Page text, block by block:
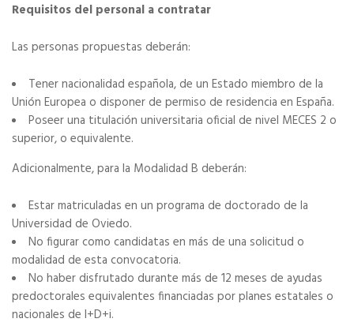
Requisitos del personal a contratar
Las personas propuestas deberán:
Tener nacionalidad española, de un Estado miembro de la
Unión Europea o disponer de permiso de residencia en España.
Poseer una titulación universitaria oficial de nivel MECES 2 o
superior, o equivalente.
Adicionalmente, para la Modalidad B deberán:
Estar matriculadas en un programa de doctorado de la
Universidad de Oviedo.
No figurar como candidatas en más de una solicitud o
modalidad de esta convocatoria.
No haber disfrutado durante más de 12 meses de ayudas
predoctorales equivalentes financiadas por planes estatales o
nacionales de I+D+i.